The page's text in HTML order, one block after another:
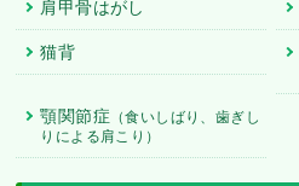
肩甲骨はがし
猫背
顎関節症 （食いしばり、歯ぎし
りによる肩こり）